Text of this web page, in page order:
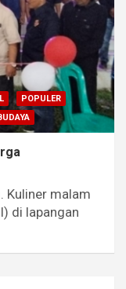
POPULER
Kuliner malam
di lapangan